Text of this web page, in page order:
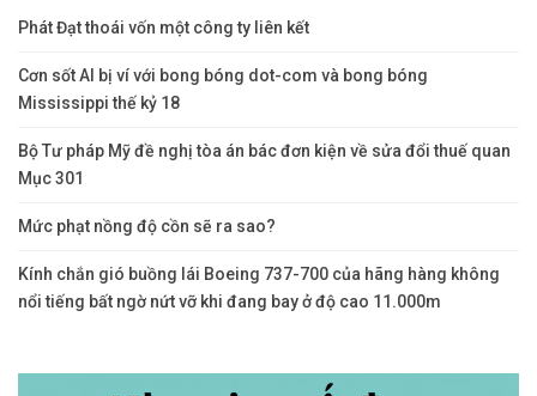
Phát Đạt thoái vốn một công ty liên kết
Cơn sốt AI bị ví với bong bóng dot-com và bong bóng
Mississippi thế kỷ 18
Bộ Tư pháp Mỹ đề nghị tòa án bác đơn kiện về sửa đổi thuế quan
Mục 301
Mức phạt nồng độ cồn sẽ ra sao?
Kính chắn gió buồng lái Boeing 737-700 của hãng hàng không
nổi tiếng bất ngờ nứt vỡ khi đang bay ở độ cao 11.000m